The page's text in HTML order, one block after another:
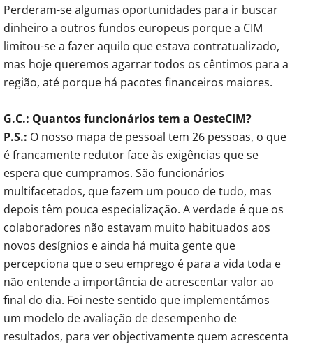
Perderam-se algumas oportunidades para ir buscar
dinheiro a outros fundos europeus porque a CIM
limitou-se a fazer aquilo que estava contratualizado,
mas hoje queremos agarrar todos os cêntimos para a
região, até porque há pacotes financeiros maiores.
G.C.: Quantos funcionários tem a OesteCIM?
P.S.: O nosso mapa de pessoal tem 26 pessoas, o que
é francamente redutor face às exigências que se
espera que cumpramos. São funcionários
multifacetados, que fazem um pouco de tudo, mas
depois têm pouca especialização. A verdade é que os
colaboradores não estavam muito habituados aos
novos desígnios e ainda há muita gente que
percepciona que o seu emprego é para a vida toda e
não entende a importância de acrescentar valor ao
final do dia. Foi neste sentido que implementámos
um modelo de avaliação de desempenho de
resultados, para ver objectivamente quem acrescenta